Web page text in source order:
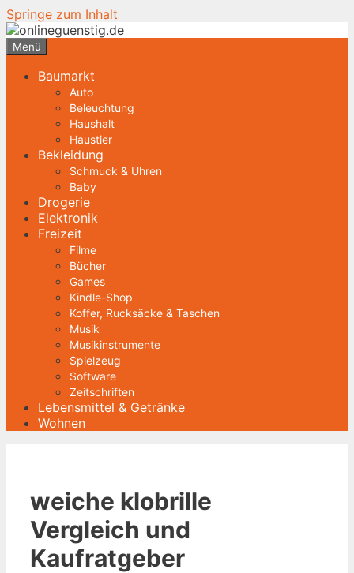
Springe zum Inhalt
Menü
Baumarkt
Auto
Beleuchtung
Haushalt
Haustier
Bekleidung
Schmuck & Uhren
Baby
Drogerie
Elektronik
Freizeit
Filme
Bücher
Games
Kindle-Shop
Koffer, Rucksäcke & Taschen
Musik
Musikinstrumente
Spielzeug
Software
Zeitschriften
Lebensmittel & Getränke
Wohnen
weiche klobrille
Vergleich und
Kaufratgeber